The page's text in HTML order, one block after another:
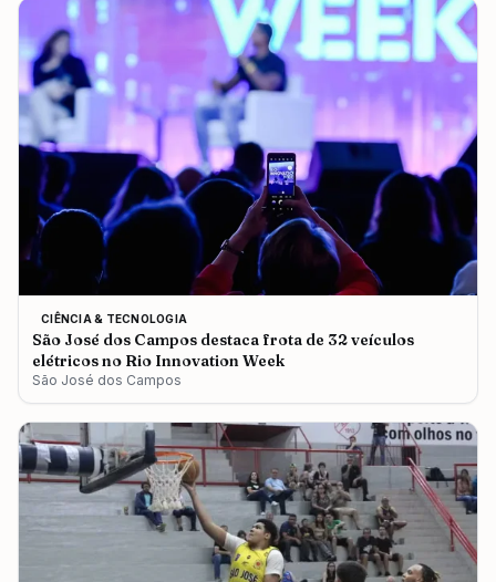
CIÊNCIA & TECNOLOGIA
São José dos Campos destaca frota de 32 veículos
elétricos no Rio Innovation Week
São José dos Campos